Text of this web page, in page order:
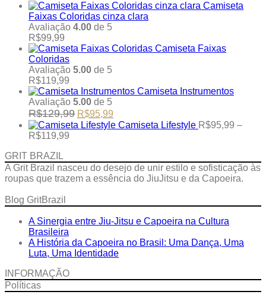
Camiseta
Faixas Coloridas cinza clara
Avaliação 4.00 de 5
R$99,99
Camiseta Faixas
Coloridas
Avaliação 5.00 de 5
R$119,99
Camiseta Instrumentos
Avaliação 5.00 de 5
R$129,99 Original
price
R$95,99
price
Camiseta Lifestyle R$95,99 –
R$119,99
through
R$119,99
GRIT BRAZIL
A Grit Brazil nasceu do desejo de unir estilo e sofisticação às
roupas que trazem a essência do JiuJitsu e da Capoeira.
Blog GritBrazil
A Sinergia entre Jiu-Jitsu e Capoeira na Cultura
Brasileira
A História da Capoeira no Brasil: Uma Dança, Uma
Luta, Uma Identidade
INFORMAÇÃO
Políticas